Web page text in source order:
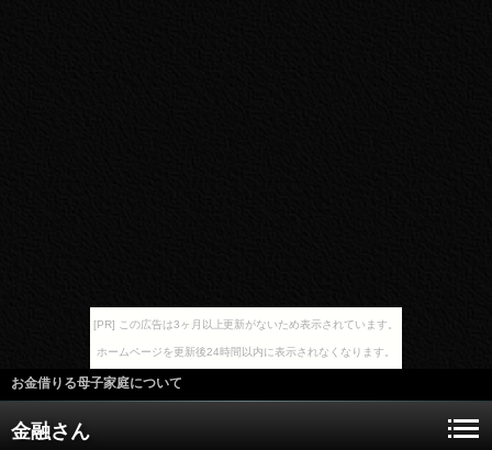
[PR] この広告は3ヶ月以上更新がないため表示されています。
ホームページを更新後24時間以内に表示されなくなります。
お金借りる母子家庭について
金融さん